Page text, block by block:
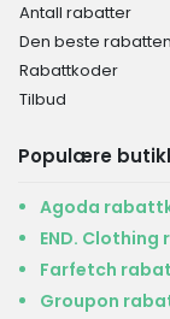
Antall rabatter
Den beste rabatten
Rabattkoder
Tilbud
Populære
Agoda
END.
Farfetch
Groupon